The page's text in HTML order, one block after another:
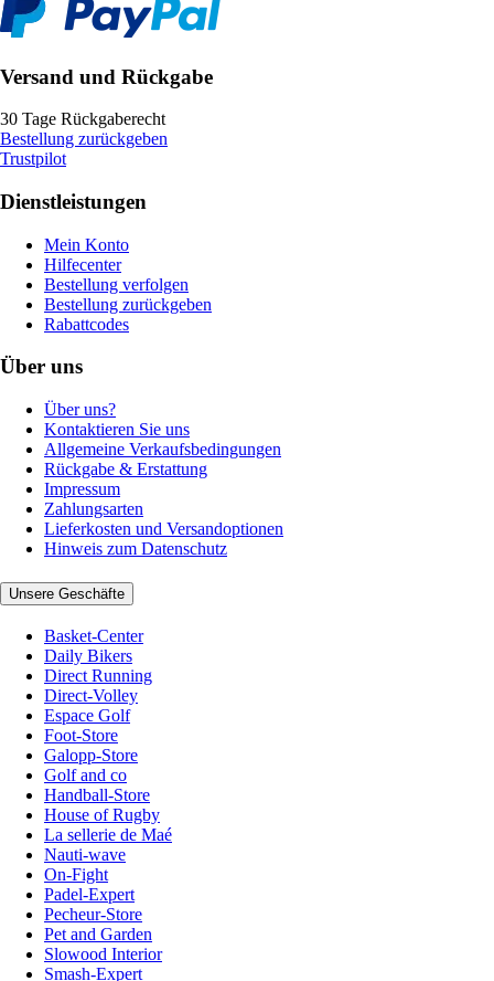
Versand und Rückgabe
30 Tage Rückgaberecht
Bestellung zurückgeben
Trustpilot
Dienstleistungen
Mein Konto
Hilfecenter
Bestellung verfolgen
Bestellung zurückgeben
Rabattcodes
Über uns
Über uns?
Kontaktieren Sie uns
Allgemeine Verkaufsbedingungen
Rückgabe & Erstattung
Impressum
Zahlungsarten
Lieferkosten und Versandoptionen
Hinweis zum Datenschutz
Unsere Geschäfte
Basket-Center
Daily Bikers
Direct Running
Direct-Volley
Espace Golf
Foot-Store
Galopp-Store
Golf and co
Handball-Store
House of Rugby
La sellerie de Maé
Nauti-wave
On-Fight
Padel-Expert
Pecheur-Store
Pet and Garden
Slowood Interior
Smash-Expert